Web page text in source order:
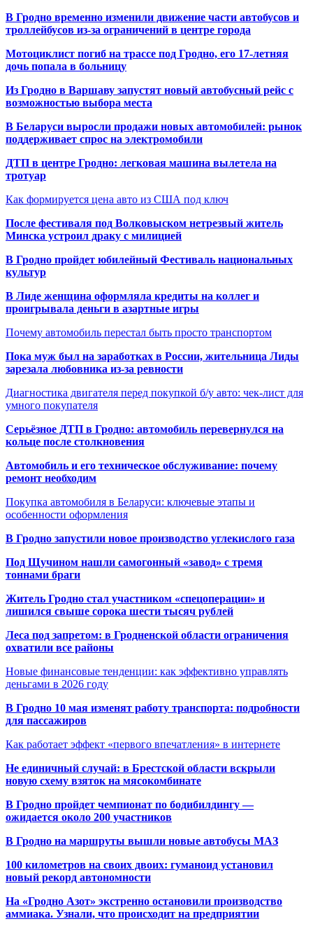
В Гродно временно изменили движение части автобусов и
троллейбусов из-за ограничений в центре города
Мотоциклист погиб на трассе под Гродно, его 17-летняя
дочь попала в больницу
Из Гродно в Варшаву запустят новый автобусный рейс с
возможностью выбора места
В Беларуси выросли продажи новых автомобилей: рынок
поддерживает спрос на электромобили
ДТП в центре Гродно: легковая машина вылетела на
тротуар
Как формируется цена авто из США под ключ
После фестиваля под Волковыском нетрезвый житель
Минска устроил драку с милицией
В Гродно пройдет юбилейный Фестиваль национальных
культур
В Лиде женщина оформляла кредиты на коллег и
проигрывала деньги в азартные игры
Почему автомобиль перестал быть просто транспортом
Пока муж был на заработках в России, жительница Лиды
зарезала любовника из-за ревности
Диагностика двигателя перед покупкой б/у авто: чек-лист для
умного покупателя
Серьёзное ДТП в Гродно: автомобиль перевернулся на
кольце после столкновения
Автомобиль и его техническое обслуживание: почему
ремонт необходим
Покупка автомобиля в Беларуси: ключевые этапы и
особенности оформления
В Гродно запустили новое производство углекислого газа
Под Щучином нашли самогонный «завод» с тремя
тоннами браги
Житель Гродно стал участником «спецоперации» и
лишился свыше сорока шести тысяч рублей
Леса под запретом: в Гродненской области ограничения
охватили все районы
Новые финансовые тенденции: как эффективно управлять
деньгами в 2026 году
В Гродно 10 мая изменят работу транспорта: подробности
для пассажиров
Как работает эффект «первого впечатления» в интернете
Не единичный случай: в Брестской области вскрыли
новую схему взяток на мясокомбинате
В Гродно пройдет чемпионат по бодибилдингу —
ожидается около 200 участников
В Гродно на маршруты вышли новые автобусы МАЗ
100 километров на своих двоих: гуманоид установил
новый рекорд автономности
На «Гродно Азот» экстренно остановили производство
аммиака. Узнали, что происходит на предприятии